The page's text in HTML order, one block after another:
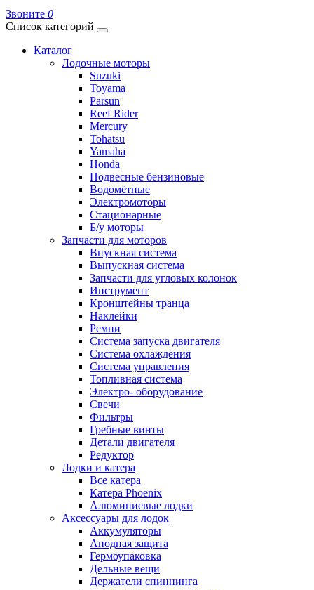
Звоните 0
Список категорий
Каталог
Лодочные моторы
Suzuki
Toyama
Parsun
Reef Rider
Mercury
Tohatsu
Yamaha
Honda
Подвесные бензиновые
Водомётные
Электромоторы
Стационарные
Б/у моторы
Запчасти для моторов
Впускная система
Выпускная система
Запчасти для угловых колонок
Инструмент
Кронштейны транца
Наклейки
Ремни
Система запуска двигателя
Система охлаждения
Система управления
Топливная система
Электро- оборудование
Свечи
Фильтры
Гребные винты
Детали двигателя
Редуктор
Лодки и катера
Все катера
Катера Phoenix
Алюминиевые лодки
Аксессуары для лодок
Аккумуляторы
Анодная защита
Гермоупаковка
Дельные вещи
Держатели спиннинга